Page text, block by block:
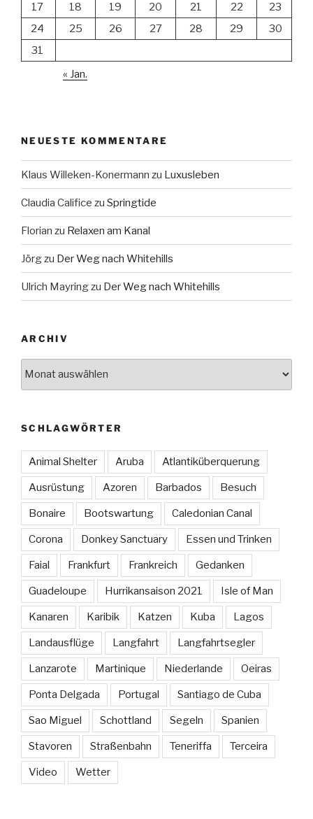
17
18 19 20 21 22
23
24
25 26 27 28 29
30
31
« Jan.
NEUESTE KOMMENTARE
Klaus Willeken-Konermann zu Luxusleben
Claudia Califice zu Springtide
Florian zu Relaxen am Kanal
Jörgzu Der Weg nach Whitehills
Ulrich Mayringzu Der Weg nach Whitehills
ARCHIV
SCHLAGWÖRTER
Animal Shelter Aruba Atlantiküberquerung
Ausrüstung Azoren Barbados Besuch
Bonaire Bootswartung Caledonian Canal
Corona Donkey Sanctuary Essen und Trinken
Faial Frankfurt Frankreich Gedanken
Guadeloupe Hurrikansaison 2021 Isle of Man
Kanaren Karibik Katzen Kuba Lagos
Landausflüge Langfahrt Langfahrtsegler
Lanzarote Martinique Niederlande Oeiras
Ponta Delgada Portugal Santiago de Cuba
Sao Miguel Schottland Segeln Spanien
Stavoren Straßenbahn Teneriffa Terceira
Video Wetter